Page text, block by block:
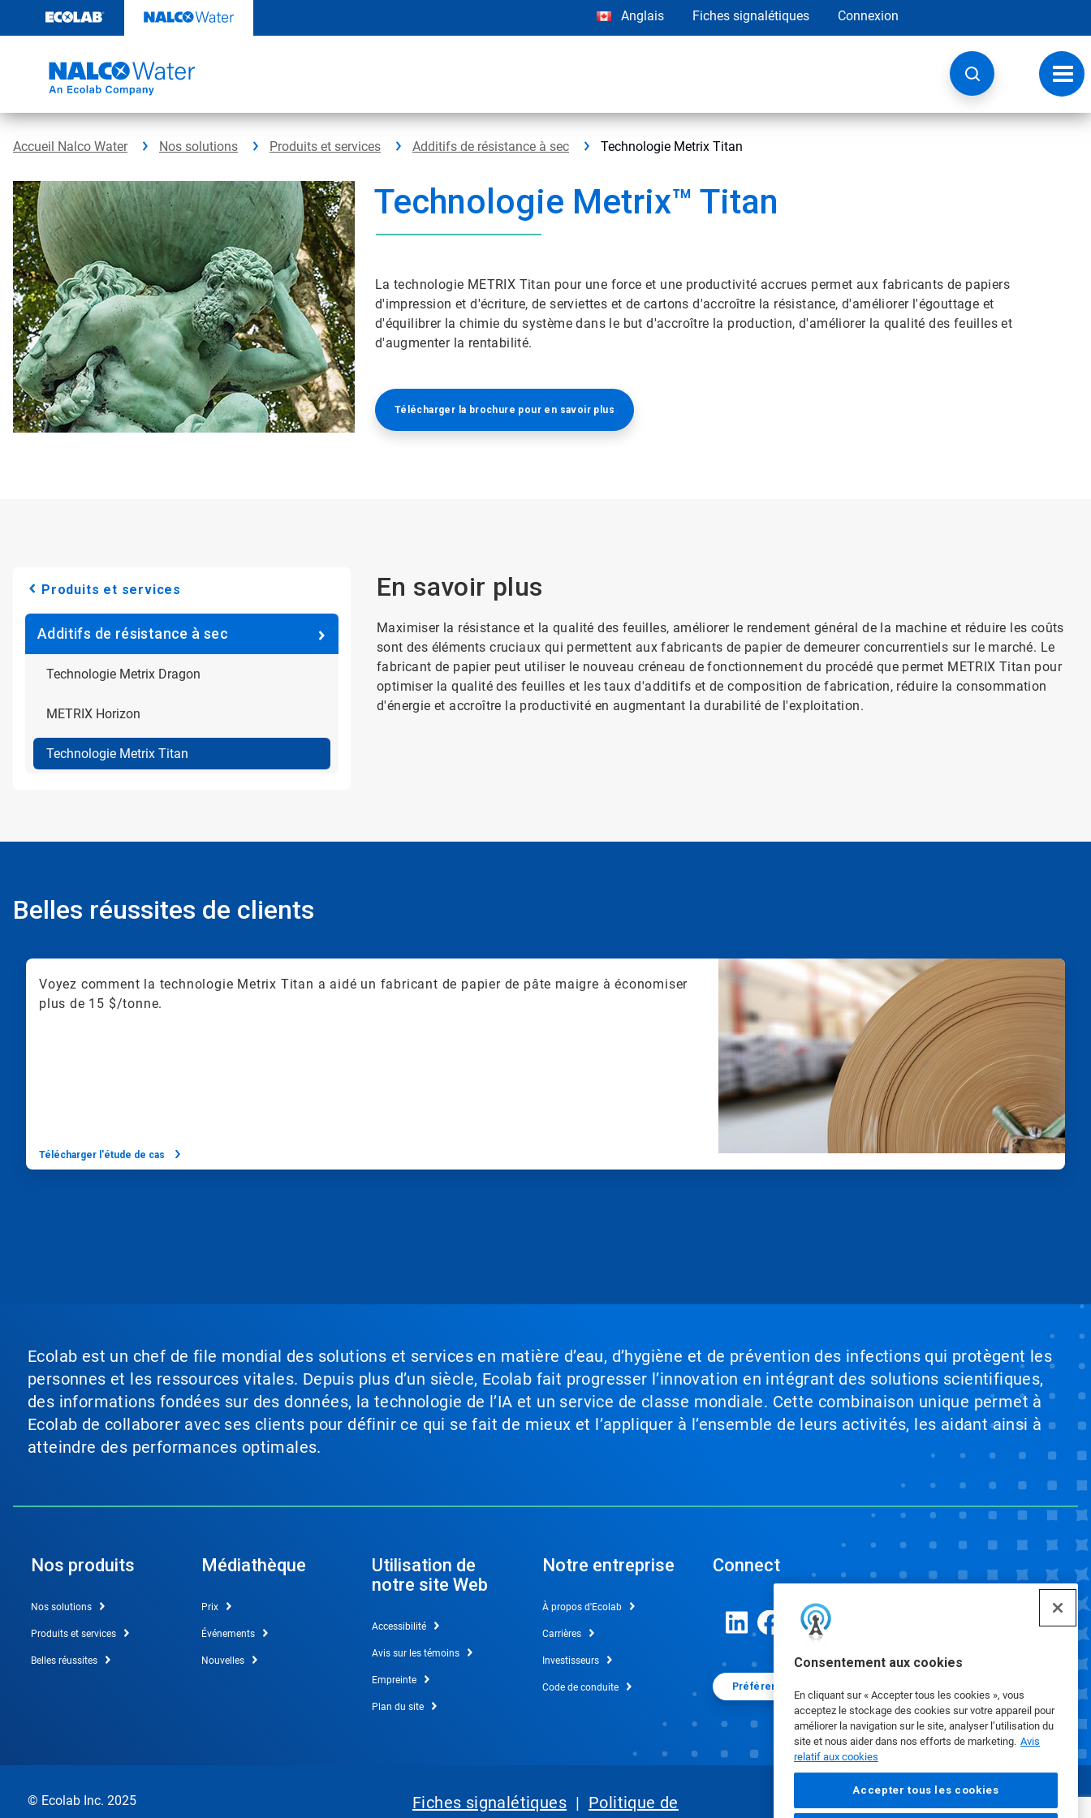
contenu​​​​​​​
Consentement aux cookies
En cliquant sur « Accepter tous les cookies », vous
acceptez le stockage des cookies sur votre appareil pour
améliorer la navigation sur le site, analyser l’utilisation du
site et nous aider dans nos efforts de marketing. Avis
relatif aux cookies
Accepter tous les cookies
Anglais Fiches signalétiques Connexion
à
Accueil Nalco Water Nos solutions Produits et services Additifs de résistance à sec Technologie Metrix Titan
Technologie Metrix™ Titan
La technologie METRIX Titan pour une force et une productivité accrues permet aux fabricants de papiers
d'impression et d'écriture, de serviettes et de cartons d'accroître la résistance, d'améliorer l'égouttage et
d'équilibrer la chimie du système dans le but d'accroître la production, d'améliorer la qualité des feuilles et
d'augmenter la rentabilité.
Télécharger la brochure pour en savoir plus
Produits et services
Additifs de résistance à sec
Technologie Metrix Dragon
METRIX Horizon
Technologie Metrix Titan
En savoir plus
Maximiser la résistance et la qualité des feuilles, améliorer le rendement général de la machine et réduire les coûts
sont des éléments cruciaux qui permettent aux fabricants de papier de demeurer concurrentiels sur le marché. Le
fabricant de papier peut utiliser le nouveau créneau de fonctionnement du procédé que permet METRIX Titan pour
optimiser la qualité des feuilles et les taux d'additifs et de composition de fabrication, réduire la consommation
d'énergie et accroître la productivité en augmentant la durabilité de l'exploitation.
Belles réussites de clients
Voyez comment la technologie Metrix Titan a aidé un fabricant de papier de pâte maigre à économiser
plus de 15 $/tonne.
Télécharger l'étude de cas
Ecolab est un chef de file mondial des solutions et services en matière d’eau, d’hygiène et de prévention des infections qui protègent les
personnes et les ressources vitales. Depuis plus d’un siècle, Ecolab fait progresser l’innovation en intégrant des solutions scientifiques,
des informations fondées sur des données, la technologie de l’IA et un service de classe mondiale. Cette combinaison unique permet à
Ecolab de collaborer avec ses clients pour définir ce qui se fait de mieux et l’appliquer à l’ensemble de leurs activités, les aidant ainsi à
atteindre des performances optimales.
Nos produits
Nos solutions
Produits et services
Belles réussites
Médiathèque
Prix
Événements
Nouvelles
Utilisation de
notre site Web
Accessibilité
Avis sur les témoins
Empreinte
Plan du site
Notre entreprise
À propos d'Ecolab
Carrières
Investisseurs
Code de conduite
Connect
Préférences en matière de cookies
© Ecolab Inc. 2025 Fiches signalétiques | Politique de